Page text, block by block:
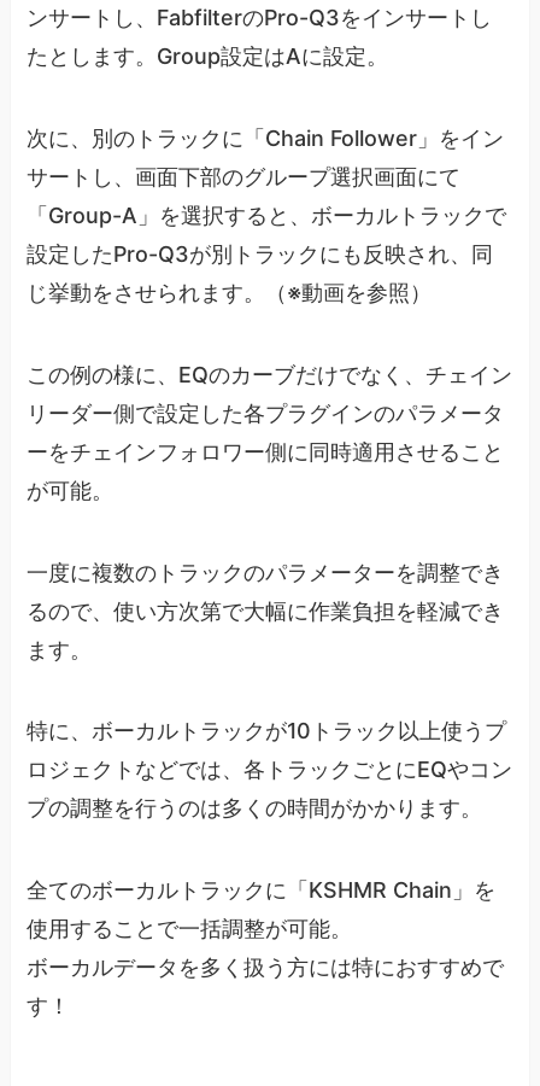
ンサートし、FabfilterのPro-Q3をインサートし
たとします。Group設定はAに設定。
次に、別のトラックに「Chain Follower」をイン
サートし、画面下部のグループ選択画面にて
「Group-A」を選択すると、ボーカルトラックで
設定したPro-Q3が別トラックにも反映され、同
じ挙動をさせられます。（※動画を参照）
この例の様に、EQのカーブだけでなく、チェイン
リーダー側で設定した各プラグインのパラメータ
ーをチェインフォロワー側に同時適用させること
が可能。
一度に複数のトラックのパラメーターを調整でき
るので、使い方次第で大幅に作業負担を軽減でき
ます。
特に、ボーカルトラックが10トラック以上使うプ
ロジェクトなどでは、各トラックごとにEQやコン
プの調整を行うのは多くの時間がかかります。
全てのボーカルトラックに「KSHMR Chain」を
使用することで一括調整が可能。
ボーカルデータを多く扱う方には特におすすめで
す！